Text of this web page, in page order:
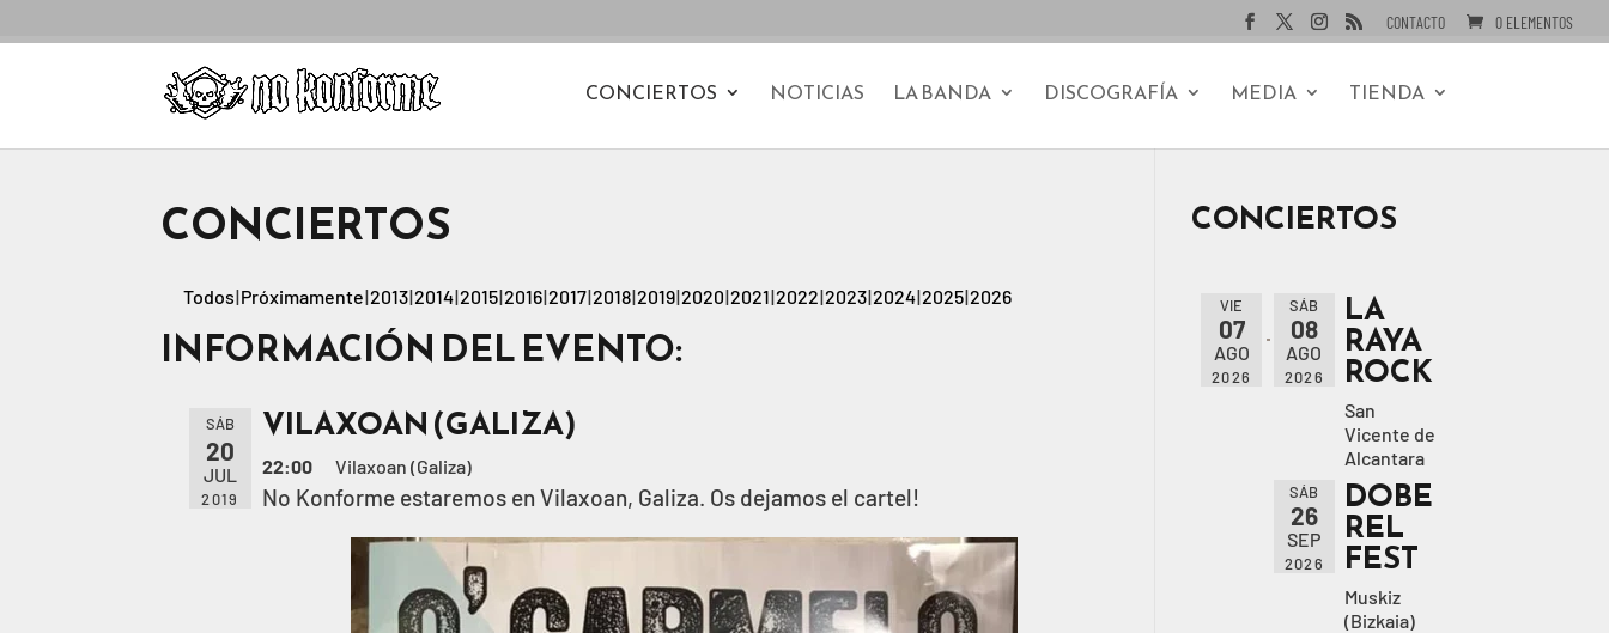
CONTACTO 0 ELEMENTOS
CONCIERTOS NOTICIAS LA BANDA DISCOGRAFÍA MEDIA TIENDA
CONCIERTOS
Todos Próximamente 2013 2014 2015 2016 2017 2018 2019 2020 2021 2022 2023 2024 2025 2026
INFORMACIÓN DEL EVENTO:
SÁB
20
JUL
2019
VILAXOAN (GALIZA)
22:00 Vilaxoan (Galiza)
No Konforme estaremos en Vilaxoan, Galiza. Os dejamos el cartel!
CONCIERTOS
VIE
07
AGO
2026
SÁB
08
AGO
2026
LA
RAYA
ROCK
San
Vicente de
Alcantara
SÁB
26
SEP
2026
DOBE
REL
FEST
Muskiz
(Bizkaia)